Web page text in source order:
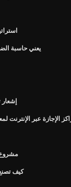
يعني حاسبة
الإجازة عبر الإنترنت
مشروع
كيف